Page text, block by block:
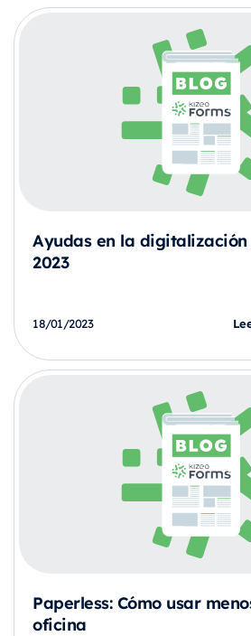
Ayudas en la
2023
18/01/2023
Paperless: Cómo usar
oficina